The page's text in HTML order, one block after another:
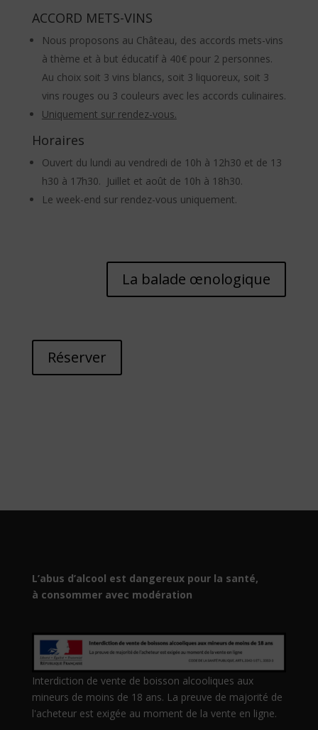
ACCORD METS-VINS
Nous proposons au Château, des accords mets-vins
à thème et à but éducatif à 40€ pour 2 personnes.
Au choix soit 3 vins blancs, soit 3 liquoreux, soit 3
vins rouges ou 3 couleurs avec les accords culinaires.
Uniquement sur rendez-vous.
Horaires
Ouvert du lundi au vendredi de 10h à 12h30 et de 13
h30 à 17h30. Juillet et août de 10h à 18h30.
Le week-end sur rendez-vous uniquement.
La balade œnologique
Réserver
L’abus d’alcool est dangereux pour la santé,
à consommer avec modération
Interdiction de vente de boisson alcooliques aux
mineurs de moins de 18 ans. La preuve de majorité de
l'acheteur est exigée au moment de la vente en ligne.